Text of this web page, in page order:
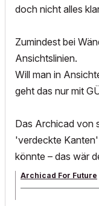
doch nicht alles
Zumindest bei
Ansichtslinien.
Will man in
geht das nur mit
Das Archicad von
'verdeckte
könnte – das wär
Archicad For Future